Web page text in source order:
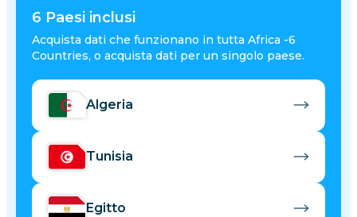
6 Paesi inclusi
Acquista dati che funzionano in tutta Africa -6
Countries, o acquista dati per un singolo paese.
Algeria
Tunisia
Egitto